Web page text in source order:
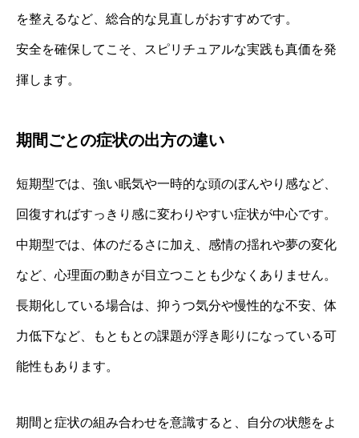
を整えるなど、総合的な見直しがおすすめです。
安全を確保してこそ、スピリチュアルな実践も真価を発
揮します。
期間ごとの症状の出方の違い
短期型では、強い眠気や一時的な頭のぼんやり感など、
回復すればすっきり感に変わりやすい症状が中心です。
中期型では、体のだるさに加え、感情の揺れや夢の変化
など、心理面の動きが目立つことも少なくありません。
長期化している場合は、抑うつ気分や慢性的な不安、体
力低下など、もともとの課題が浮き彫りになっている可
能性もあります。
期間と症状の組み合わせを意識すると、自分の状態をよ